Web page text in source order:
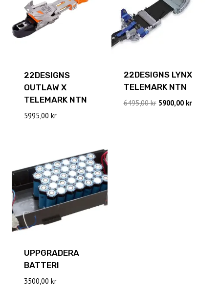
22DESIGNS
OUTLAW X
TELEMARK NTN
5995,00 kr
22DESIGNS LYNX
TELEMARK NTN
6495,00kr Det
5900,00 krDet
UPPGRADERA
BATTERI
3500,00 kr